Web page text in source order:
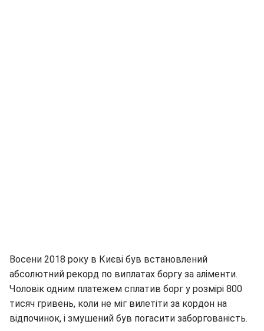
Восени 2018 року в Києві був встановлений
абсолютний рекорд по виплатах боргу за аліменти.
Чоловік одним платежем сплатив борг у розмірі 800
тисяч гривень, коли не міг вилетіти за кордон на
відпочинок, і змушений був погасити заборгованість.